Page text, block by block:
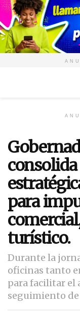
para
turístico.
Durante la
oficinas tanto
para facilitar el
seguimiento